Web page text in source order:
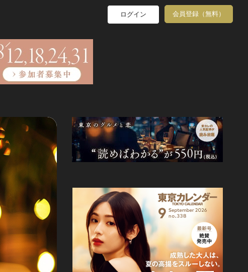
ログイン 会員登録（無料）